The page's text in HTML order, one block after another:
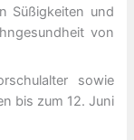
Süßigkeiten und
von
sowie
bis zum 12. Juni